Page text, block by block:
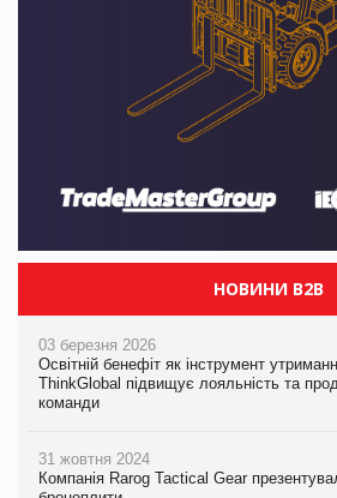
НОВИНИ B2B
03 березня 2026
Освітній бенефіт як інструмент
ThinkGlobal підвищує лояльність та
команди
31 жовтня 2024
Компанія Rarog Tactical Gear